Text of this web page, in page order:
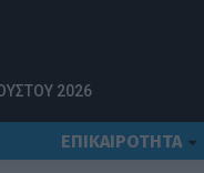
2026
ΕΠΙΚΑΙΡΟΤΗΤΑ